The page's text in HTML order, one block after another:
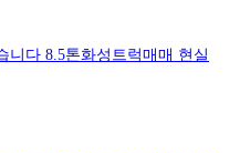
니다 8.5톤화성트럭매매 현실